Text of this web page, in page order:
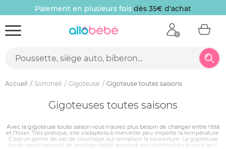
Paiement en plusieurs fois dès 35€ d'achat
Accueil Sommeil Gigoteuse Gigoteuse toutes saisons
Gigoteuses toutes saisons
Avec la gigoteuse toute saison vous n'aurez plus besoin de changer entre l'été
et l'hiver. Très pratique, elle s'adaptera à merveille peu importe la température.
C'est un genre de sac de couchage qui remplace la couverture. La gigoteuse
toute saison permet de protéger bébé pendant son sommeil en évitant qu'il